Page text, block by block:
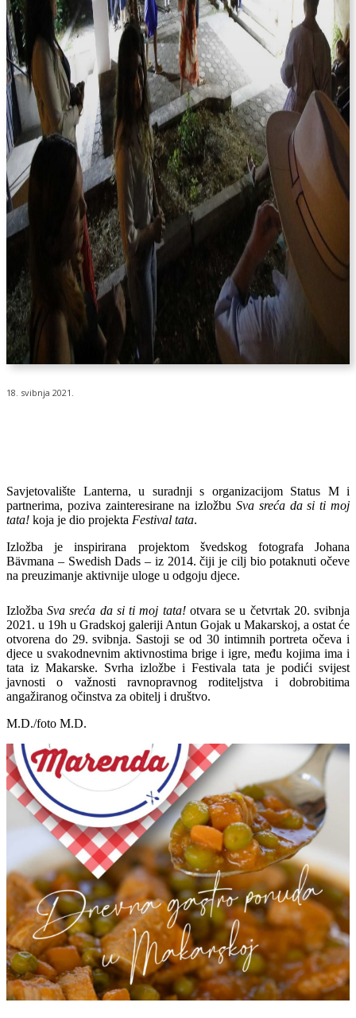
18. svibnja 2021.
Savjetovalište Lanterna, u suradnji s organizacijom Status M i
partnerima, poziva zainteresirane na izložbu Sva sreća da si ti moj
tata! koja je dio projekta Festival tata.
Izložba je inspirirana projektom švedskog fotografa Johana
Bävmana – Swedish Dads – iz 2014. čiji je cilj biopotaknuti očeve
na preuzimanje aktivnije uloge u odgoju djece.
IzložbaSva sreća da si ti moj tata! otvara se u četvrtak 20. svibnja
2021. u 19h u Gradskoj galeriji Antun Gojak u Makarskoj, a ostat će
otvorena do 29. svibnja. Sastoji se od 30 intimnih portreta očeva i
djece u svakodnevnim aktivnostima brige i igre, među kojima ima i
tata iz Makarske. Svrha izložbe i Festivala tata je podići svijest
javnosti o važnosti ravnopravnog roditeljstva i dobrobitima
angažiranog očinstva za obitelj i društvo.
M.D./foto M.D.